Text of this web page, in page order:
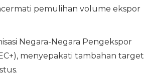
pemulihan volume ekspor
Negara-Negara Pengekspor
menyepakati tambahan target